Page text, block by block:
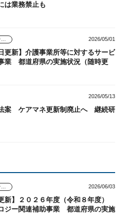
は業務禁止も
2026/05/01
更新】介護事業所等に対するサービ
業 都道府県の実施状況（随時更
2026/05/13
案 ケアマネ更新制廃止へ 継続研
2026/06/03
新】２０２６年度（令和８年度）
ジー関連補助事業 都道府県の実施